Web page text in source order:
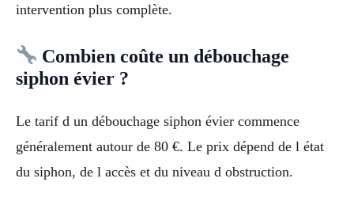
intervention plus complète.
Combien coûte un débouchage
siphon évier ?
Le tarif d un débouchage siphon évier commence
généralement autour de 80 €. Le prix dépend de l état
du siphon, de l accès et du niveau d obstruction.